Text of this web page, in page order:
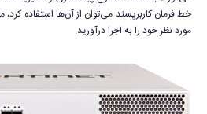
خط فرمان کاربرپسند می‌توان از آن‌ها استفاده کرد،
مورد نظر خود را به اجرا درآورید.